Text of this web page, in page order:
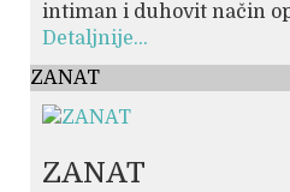
intiman i duhovit način
Detaljnije...
ZANAT
ZANAT